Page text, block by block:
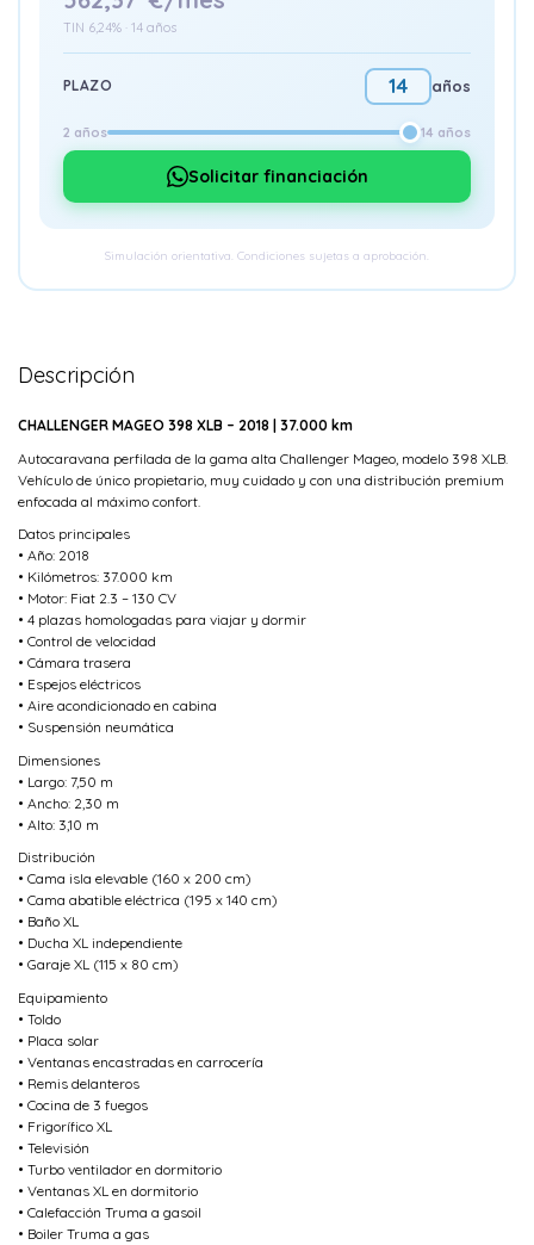
TIN 6,24% · 14 años
PLAZO años
2 años 14 años
Solicitar financiación
Simulación orientativa. Condiciones sujetas a aprobación.
Descripción
CHALLENGER MAGEO 398 XLB – 2018 | 37.000 km
Autocaravana perfilada de la gama alta Challenger Mageo, modelo 398 XLB.
Vehículo de único propietario, muy cuidado y con una distribución premium
enfocada al máximo confort.
Datos principales
• Año: 2018
• Kilómetros: 37.000 km
• Motor: Fiat 2.3 – 130 CV
• 4 plazas homologadas para viajar y dormir
• Control de velocidad
• Cámara trasera
• Espejos eléctricos
• Aire acondicionado en cabina
• Suspensión neumática
Dimensiones
• Largo: 7,50 m
• Ancho: 2,30 m
• Alto: 3,10 m
Distribución
• Cama isla elevable (160 x 200 cm)
• Cama abatible eléctrica (195 x 140 cm)
• Baño XL
• Ducha XL independiente
• Garaje XL (115 x 80 cm)
Equipamiento
• Toldo
• Placa solar
• Ventanas encastradas en carrocería
• Remis delanteros
• Cocina de 3 fuegos
• Frigorífico XL
• Televisión
• Turbo ventilador en dormitorio
• Ventanas XL en dormitorio
• Calefacción Truma a gasoil
• Boiler Truma a gas